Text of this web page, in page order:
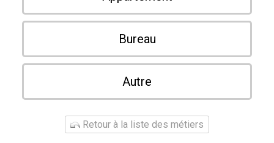
Bureau
Autre
Retour à la liste des métiers